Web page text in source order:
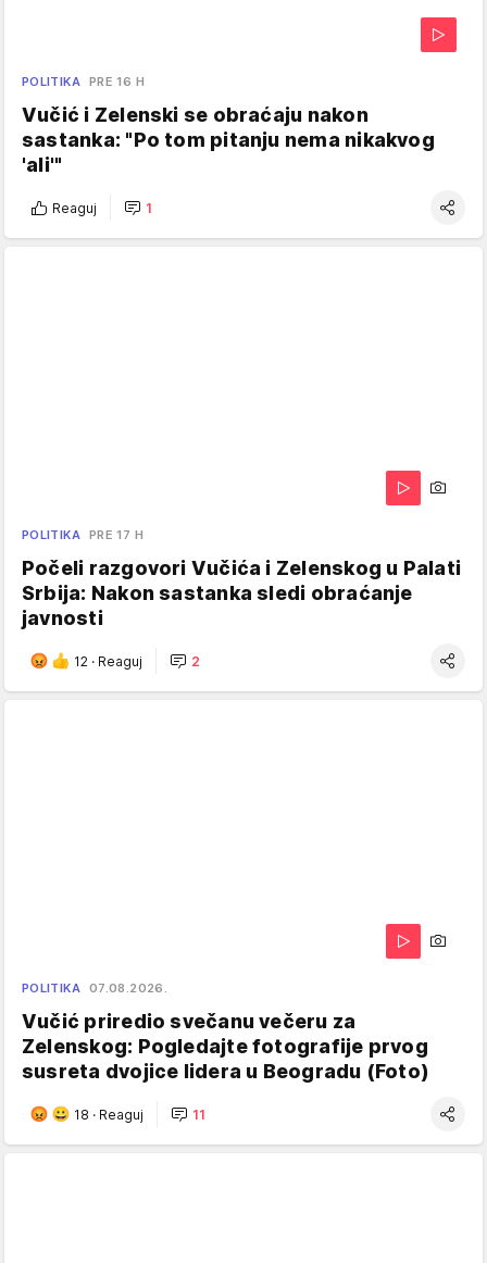
POLITIKA PRE 16 H
Vučić i Zelenski se obraćaju nakon
sastanka: "Po tom pitanju nema nikakvog
'ali'"
Reaguj 1
POLITIKA PRE 17 H
Počeli razgovori Vučića i Zelenskog u Palati
Srbija: Nakon sastanka sledi obraćanje
javnosti
12 · Reaguj 2
POLITIKA 07.08.2026.
Vučić priredio svečanu večeru za
Zelenskog: Pogledajte fotografije prvog
susreta dvojice lidera u Beogradu (Foto)
18 · Reaguj 11